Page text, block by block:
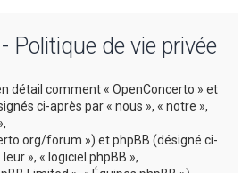
Politique de vie privée
détail comment « OpenConcerto » et
ci-après par « nous », « notre »,
forum ») et phpBB (désigné ci-
», « logiciel phpBB »,